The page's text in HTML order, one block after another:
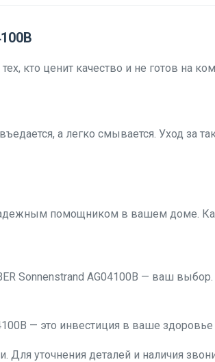
кто ценит качество и не готов на
а легко смывается. Уход за
помощником в вашем доме.
Sonnenstrand AG04100B — ваш
— это инвестиция в ваше
Для уточнения деталей и наличия